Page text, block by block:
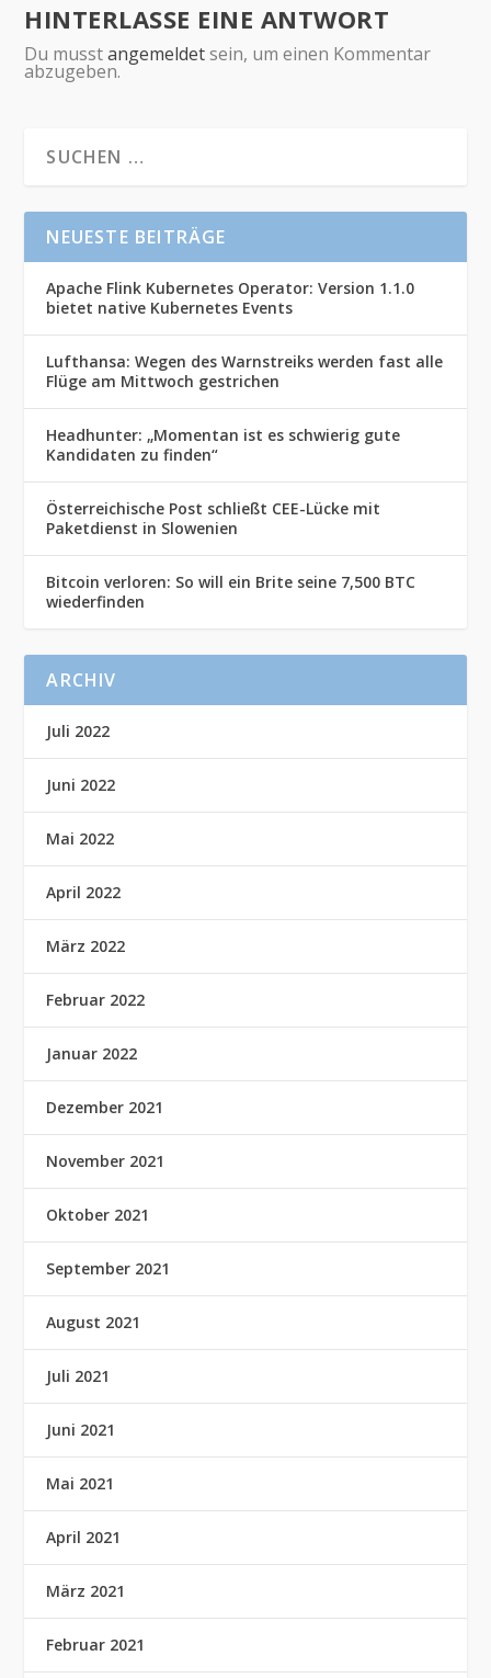
HINTERLASSE EINE ANTWORT
Du musstangemeldetsein, um einen Kommentar
abzugeben.
NEUESTE BEITRÄGE
Apache Flink Kubernetes Operator: Version 1.1.0
bietet native Kubernetes Events
Lufthansa: Wegen des Warnstreiks werden fast alle
Flüge am Mittwoch gestrichen
Headhunter: „Momentan ist es schwierig gute
Kandidaten zu finden“
Österreichische Post schließt CEE-Lücke mit
Paketdienst in Slowenien
Bitcoin verloren: So will ein Brite seine 7,500 BTC
wiederfinden
ARCHIV
Juli 2022
Juni 2022
Mai 2022
April 2022
März 2022
Februar 2022
Januar 2022
Dezember 2021
November 2021
Oktober 2021
September 2021
August 2021
Juli 2021
Juni 2021
Mai 2021
April 2021
März 2021
Februar 2021